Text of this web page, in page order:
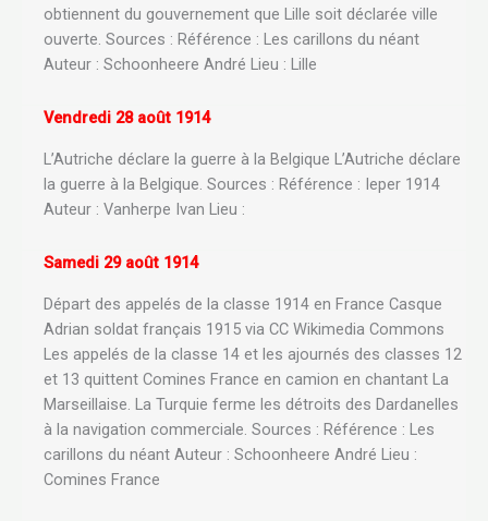
obtiennent du gouvernement que Lille soit déclarée ville
ouverte. Sources : Référence : Les carillons du néant
Auteur : Schoonheere André Lieu : Lille
Vendredi 28 août 1914
L’Autriche déclare la guerre à la Belgique L’Autriche déclare
la guerre à la Belgique. Sources : Référence : Ieper 1914
Auteur : Vanherpe Ivan Lieu :
Samedi 29 août 1914
Départ des appelés de la classe 1914 en France Casque
Adrian soldat français 1915 via CC Wikimedia Commons
Les appelés de la classe 14 et les ajournés des classes 12
et 13 quittent Comines France en camion en chantant La
Marseillaise. La Turquie ferme les détroits des Dardanelles
à la navigation commerciale. Sources : Référence : Les
carillons du néant Auteur : Schoonheere André Lieu :
Comines France